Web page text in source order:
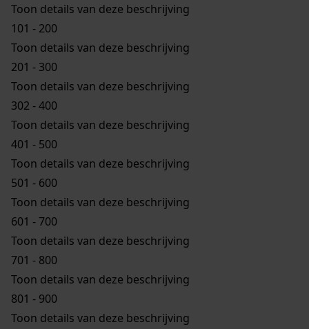
Toon details van deze beschrijving
101 - 200
Toon details van deze beschrijving
201 - 300
Toon details van deze beschrijving
302 - 400
Toon details van deze beschrijving
401 - 500
Toon details van deze beschrijving
501 - 600
Toon details van deze beschrijving
601 - 700
Toon details van deze beschrijving
701 - 800
Toon details van deze beschrijving
801 - 900
Toon details van deze beschrijving